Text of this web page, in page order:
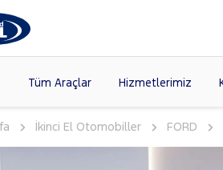
Tüm Araçlar Hizmetlerimiz
> FORD
İkinci El Otomobiller FORD